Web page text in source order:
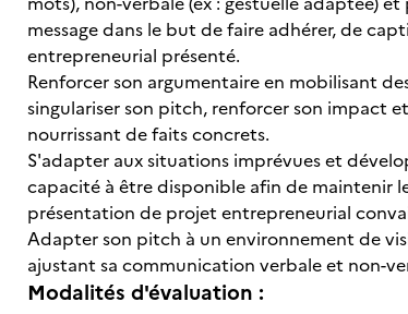
message dans le but de faire adhérer, de
entrepreneurial présenté.
Renforcer son argumentaire en mobilisant
singulariser son pitch, renforcer son impact
nourrissant de faits concrets.
S'adapter aux situations imprévues et
capacité à être disponible afin de maintenir
présentation de projet entrepreneurial
Adapter son pitch à un environnement de
ajustant sa communication verbale et non-
Modalités d'évaluation :